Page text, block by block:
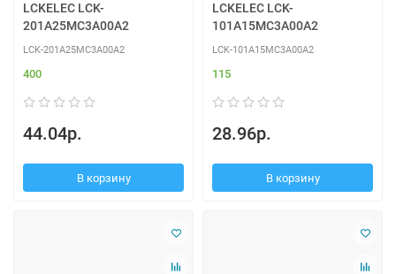
LCKELEC LCK-
201A25MC3A00A2
LCK-201A25MC3A00A2
400
44.04р.
В корзину
LCKELEC LCK-
101A15MC3A00A2
LCK-101A15MC3A00A2
115
28.96р.
В корзину